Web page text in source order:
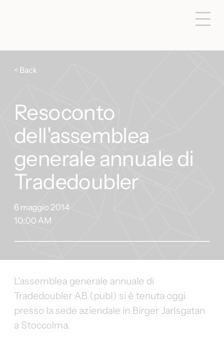
< Back
Resoconto
dell'assemblea
generale annuale di
Tradedoubler
6 maggio 2014
10:00 AM
L'assemblea generale annuale di
Tradedoubler AB (publ) si è tenuta oggi
presso la sede aziendale in Birger Jarlsgatan
a Stoccolma.